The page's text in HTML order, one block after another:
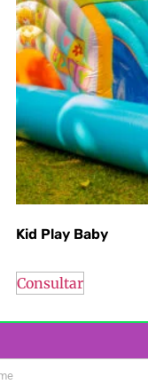
Kid Play Baby
Consultar